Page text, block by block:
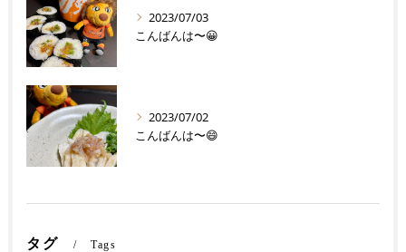
2023/07/03
こんばんは〜😀
2023/07/02
こんばんは〜😄
タグ Tags